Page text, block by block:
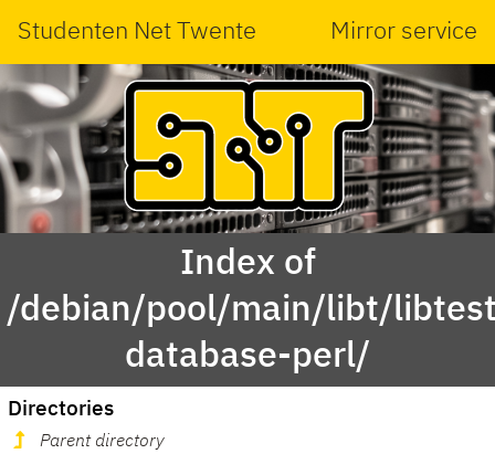
Studenten Net Twente Mirror service
Index of
/debian/pool/main/libt/
database-perl/
Directories
Parent directory